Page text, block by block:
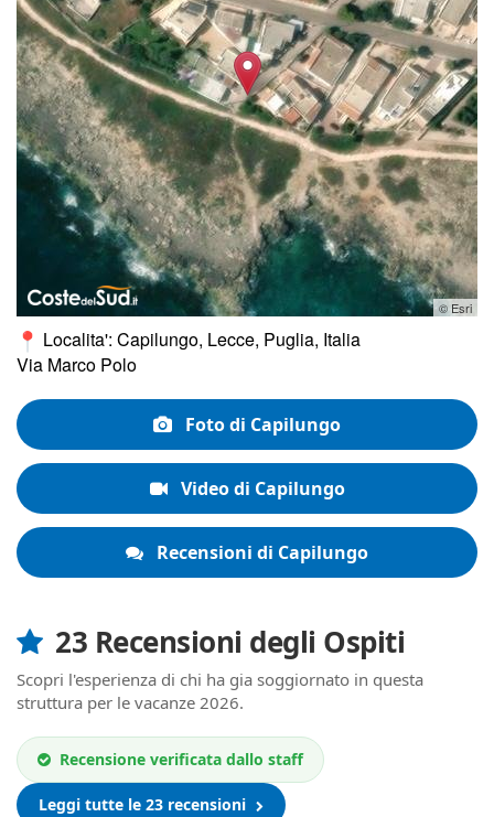
© Esri
Localita': Capilungo, Lecce, Puglia, Italia
Via Marco Polo
Foto di Capilungo
Video di Capilungo
Recensioni di Capilungo
23 Recensioni degli Ospiti
Scopri l'esperienza di chi ha gia soggiornato in questa
struttura per le vacanze 2026.
Recensione verificata dallo staff
Leggi tutte le 23 recensioni